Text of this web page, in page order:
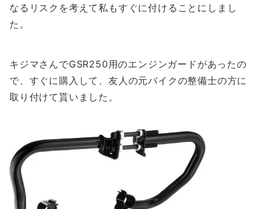
なるリスクを考えて私もすぐに付けることにしまし
た。
キジマさんでGSR250用のエンジンガードがあったの
で、すぐに購入して、友人の元バイクの整備士の方に
取り付けて貰いました。